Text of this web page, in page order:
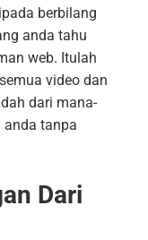
berbilang
anda tahu
web. Itulah
video dan
dari mana-
anda tanpa
Dari